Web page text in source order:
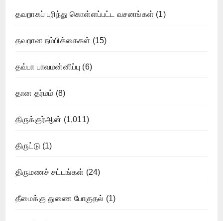
தவறாகப் புரிந்து கொள்ளப்பட்ட வசனங்கள் (1)
தவறான நம்பிக்கைகள் (15)
தவ்பா பாவமன்னிப்பு (6)
தான தர்மம் (8)
திருக்குர்ஆன் (1,011)
திருட்டு (1)
திருமணச் சட்டங்கள் (24)
தீமைக்கு துணை போகுதல் (1)